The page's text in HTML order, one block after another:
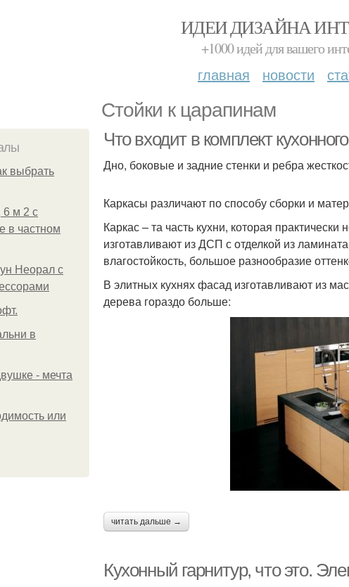
ИДЕИ ДИЗАЙНА
+1000 идей для вашего
главная новости
Стойки к царапинам
выбрать
6 м 2 с
в частном
Неорал с
в
- мечта
или
Что входит в комплект
Дно, боковые и задние стенки и ребра
Каркасы различают по способу сборки и
Каркас – та часть кухни, которая
изготавливают из ДСП с отделкой из
влагостойкость, большое разнообразие
В элитных кухнях фасад изготавливают из
дерева гораздо больше:
читать дальше →
Кухонный гарнитур, что это.